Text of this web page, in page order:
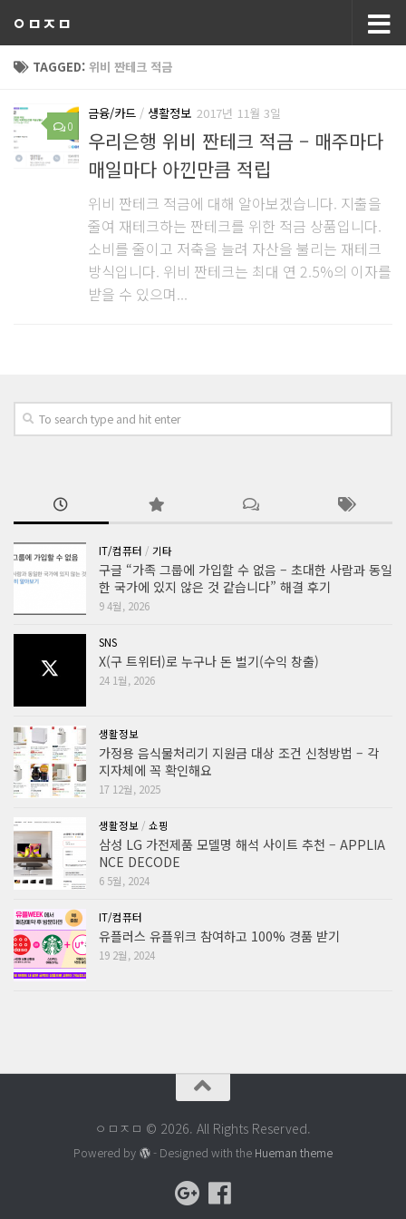
ㅇㅁㅈㅁ
TAGGED:위비 짠테크 적금
0
금융/카드 / 생활정보 2017년 11월 3일
우리은행 위비 짠테크 적금 – 매주마다
매일마다 아낀만큼 적립
위비 짠테크 적금에 대해 알아보겠습니다. 지출을
줄여 재테크하는 짠테크를 위한 적금 상품입니다.
소비를 줄이고 저축을 늘려 자산을 불리는 재테크
방식입니다. 위비 짠테크는 최대 연 2.5%의 이자를
받을 수 있으며...
IT/컴퓨터 / 기타
구글 “가족 그룹에 가입할 수 없음 – 초대한 사람과 동일
한 국가에 있지 않은 것 같습니다” 해결 후기
9 4월, 2026
SNS
X(구 트위터)로 누구나 돈 벌기(수익 창출)
24 1월, 2026
생활정보
가정용 음식물처리기 지원금 대상 조건 신청방법 – 각
지자체에 꼭 확인해요
17 12월, 2025
생활정보 / 쇼핑
삼성 LG 가전제품 모델명 해석 사이트 추천 – APPLIA
NCE DECODE
6 5월, 2024
IT/컴퓨터
유플러스 유플위크 참여하고 100% 경품 받기
19 2월, 2024
ㅇㅁㅈㅁ © 2026. All Rights Reserved.
Powered by - Designed with the Hueman theme